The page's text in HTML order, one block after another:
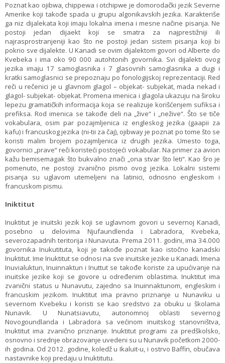
Poznat kao ojibwa, chippewa i otchipwe je domorodački jezik Severne
Amerike koji takođe spada u grupu algonikavskih jezika. Karakteriše
ga niz dijalekata koji imaju lokalna imena i mesne načine pisanja. Ne
postoji jedan dijaekt koji se smatra za najprestižniji ili
najrasprostranjeniji kao što ne postoji jedan sistem pisanja koji bi
pokrio sve dijalekte. U Kanadi se ovim dijalektom govori od Alberte do
Kvebeka i ima oko 90 000 autohtonih govornika. Svi dijalekti ovog
jezika imaju 17 samoglasnika i 7 glasovnih samoglasnika a dugi i
kratki samoglasnici se prepoznaju po fonologijskoj reprezentaciji. Red
reči u rečenici je u glavnom glagol – objekat- subjekat, mada nekad i
glagol- subjekat- objekat. Promena imenica i glagola ukazuju na široku
lepezu gramatičkih informacija koja se realizuje korišćenjem sufiksa i
prefiksa. Rod imenica se takođe deli na „žive“ i „nežive“. Što se tiče
vokabulara, osim par pozajmljenica iz engleskog jezika (gaapii za
kafu) i francuskog jezika (ni-tii za čaj), ojibway je poznat po tome što se
koristi malim brojem pozajmljenica iz drugih jezika. Umesto toga,
govornici „prave“ reči koristeći postojeći vokabular. Na primer za avion
kažu bemisemagak što bukvalno znači „ona stvar što leti“. Kao šro je
pomenuto, ne postoji zvanično pismo ovog jezika. Lokalni sistemi
pisanja su uglavom utemeljeni na latinici, odnosno engleskom i
francuskom pismu.
Iniktitut
Inuktitut je inuitski jezik koji se uglavnom govori u severnoj Kanadi,
posebno u delovima Njufaundlenda i Labradora, Kvebeka,
severozapadnih teritorija i Nunavuta. Prema 2011. godini, ima 34.000
govornika Inukutituta, koji je takođe poznat kao istočno kanadski
Inuktitut. Ime Inuktitut se odnosi na sve inuitske jezike u Kanadi. Imena
Inuvialuktun, Inuinnaktun i Inuttut se takođe koriste za upućivanje na
inuitske jezike koji se govore u određenim oblastima. Inuktitut ima
zvanični status u Nunavutu, zajedno sa Inuinnaktunom, engleskim i
francuskim jezikom. Inuktitut ima pravno priznanje u Nunaviku u
severnom Kvebeku i koristi se kao sredstvo za obuku u školama
Nunavik. U Nunatsiavutu, autonomnoj oblasti severnog
Novogoundlanda i Labradora sa većinom inuitskog stanovništva,
Inuktitut ima zvanično priznanje. Inuktitut programi za predškolsko,
osnovno i srednje obrazovanje uvedeni su u Nunavik početkom 2000-
ih godina. Od 2012. godine, koledž u Ikaluit-u, i ostrvo Baffin, obučava
nastavnike koji predaju u Inuktitutu.